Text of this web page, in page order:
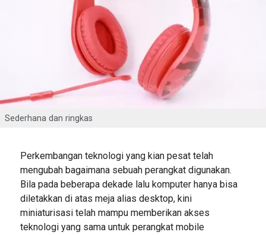
Sederhana dan ringkas
Perkembangan teknologi yang kian pesat telah
mengubah bagaimana sebuah perangkat digunakan.
Bila pada beberapa dekade lalu komputer hanya bisa
diletakkan di atas meja alias desktop, kini
miniaturisasi telah mampu memberikan akses
teknologi yang sama untuk perangkat mobile